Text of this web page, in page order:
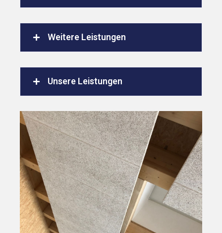
Weitere Leistungen
Unsere Leistungen